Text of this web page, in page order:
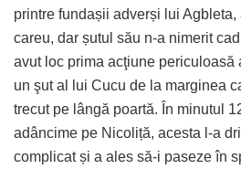
printre fundașii adverși lui Agbleta,
careu, dar șutul său n-a nimerit
avut loc prima acţiune periculoasă
un şut al lui Cucu de la marginea
trecut pe lângă poartă. În minutul
adâncime pe Nicoliță, acesta l-a
complicat și a ales să-i paseze în